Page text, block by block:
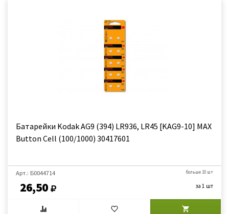
Батарейки Kodak AG9 (394) LR936, LR45 [KAG9-10] MAX
Button Cell (100/1000) 30417601
Арт.: Б0044714
26,50
больше 10 шт
за 1 шт